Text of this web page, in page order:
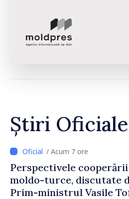
Știri Oficiale
/ Acum 7 ore
Perspectivele cooperării
moldo-turce, discutate
Prim-ministrul Vasile